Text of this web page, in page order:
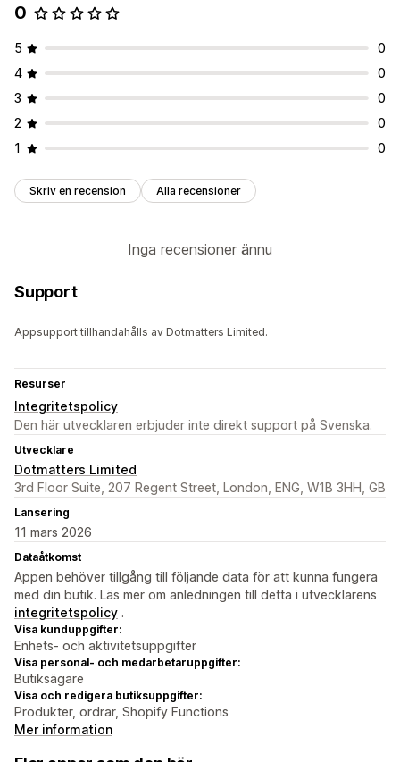
0
5
0
4
0
3
0
2
0
1
0
Skriv en recension Alla recensioner
Inga recensioner ännu
Support
Appsupport tillhandahålls av Dotmatters Limited.
Resurser
Integritetspolicy
Den här utvecklaren erbjuder inte direkt support på Svenska.
Utvecklare
Dotmatters Limited
3rd Floor Suite, 207 Regent Street, London, ENG, W1B 3HH, GB
Lansering
11 mars 2026
Dataåtkomst
Appen behöver tillgång till följande data för att kunna fungera
med din butik. Läs mer om anledningen till detta i utvecklarens
integritetspolicy .
Visa kunduppgifter:
Enhets- och aktivitetsuppgifter
Visa personal- och medarbetaruppgifter:
Butiksägare
Visa och redigera butiksuppgifter:
Produkter, ordrar, Shopify Functions
Mer information